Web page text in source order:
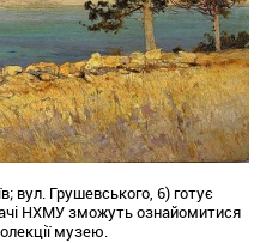
вул. Грушевського, 6) готує
НХМУ зможуть ознайомитися
музею.